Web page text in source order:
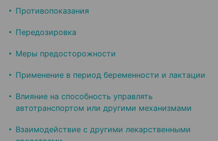
Противопоказания
Передозировка
Меры предосторожности
Применение в период беременности и лактации
Влияние на способность управлять
автотранспортом или другими механизмами
Взаимодействие с другими лекарственными